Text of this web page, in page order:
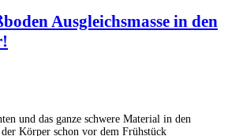
Ausgleichsmasse in den
und das ganze schwere Material in den
Körper schon vor dem Frühstück